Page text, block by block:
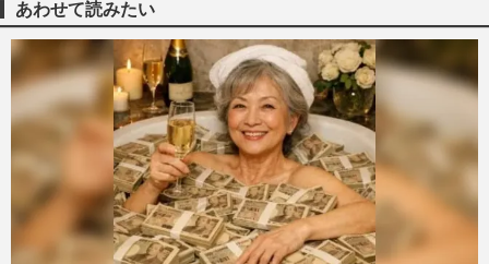
あわせて読みたい